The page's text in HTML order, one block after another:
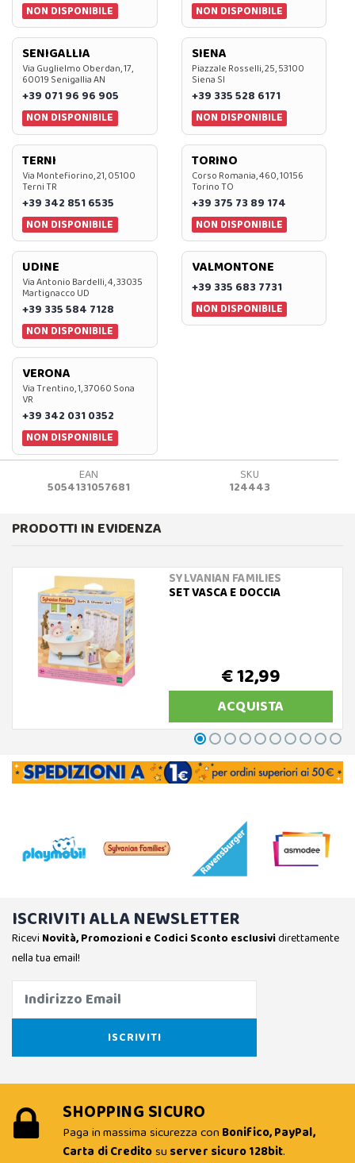
NON DISPONIBILE NON DISPONIBILE
SENIGALLIA
Via Guglielmo Oberdan, 17,
60019 Senigallia AN
+39 071 96 96 905
NON DISPONIBILE
SIENA
Piazzale Rosselli, 25, 53100
Siena SI
+39 335 528 6171
NON DISPONIBILE
TERNI
Via Montefiorino, 21, 05100
Terni TR
+39 342 851 6535
NON DISPONIBILE
TORINO
Corso Romania, 460, 10156
Torino TO
+39 375 73 89 174
NON DISPONIBILE
UDINE
Via Antonio Bardelli, 4, 33035
Martignacco UD
+39 335 584 7128
NON DISPONIBILE
VALMONTONE
+39 335 683 7731
NON DISPONIBILE
VERONA
Via Trentino, 1, 37060 Sona
VR
+39 342 031 0352
NON DISPONIBILE
EAN
5054131057681
SKU
124443
PRODOTTI IN EVIDENZA
SYLVANIAN FAMILIES
SET VASCA E DOCCIA
€ 12,99
ACQUISTA
ISCRIVITI ALLA NEWSLETTER
Ricevi Novità, Promozioni e Codici Sconto esclusividirettamente
nella tua email!
SHOPPING SICURO
Paga in massima sicurezza con Bonifico, PayPal,
Carta di Creditosu server sicuro 128bit.